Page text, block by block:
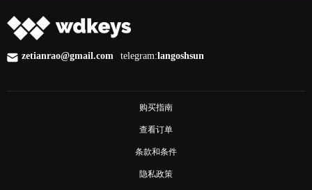
zetianrao@gmail.com telegram:langoshsun
购买指南
查看订单
条款和条件
隐私政策